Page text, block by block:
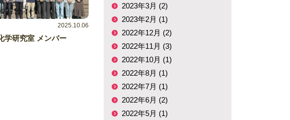
2025.10.06
学研究室 メンバー
2023年3月 (2)
2023年2月 (1)
2022年12月 (2)
2022年11月 (3)
2022年10月 (1)
2022年8月 (1)
2022年7月 (1)
2022年6月 (2)
2022年5月 (1)